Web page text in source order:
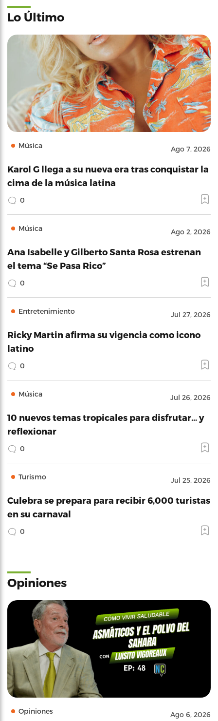
Lo Último
Música Ago 7, 2026
Karol G llega a su nueva era tras conquistar la
cima de la música latina
0
Música Ago 2, 2026
Ana Isabelle y Gilberto Santa Rosa estrenan
el tema “Se Pasa Rico”
0
Entretenimiento Jul 27, 2026
Ricky Martin afirma su vigencia como icono
latino
0
Música Jul 26, 2026
10 nuevos temas tropicales para disfrutar… y
reflexionar
0
Turismo Jul 25, 2026
Culebra se prepara para recibir 6,000 turistas
en su carnaval
0
Opiniones
Opiniones Ago 6, 2026